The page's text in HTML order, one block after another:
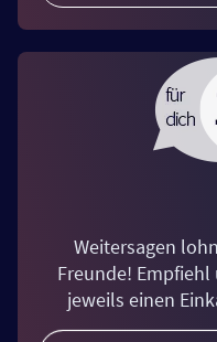
Weitersagen
Freunde!
jeweils einen